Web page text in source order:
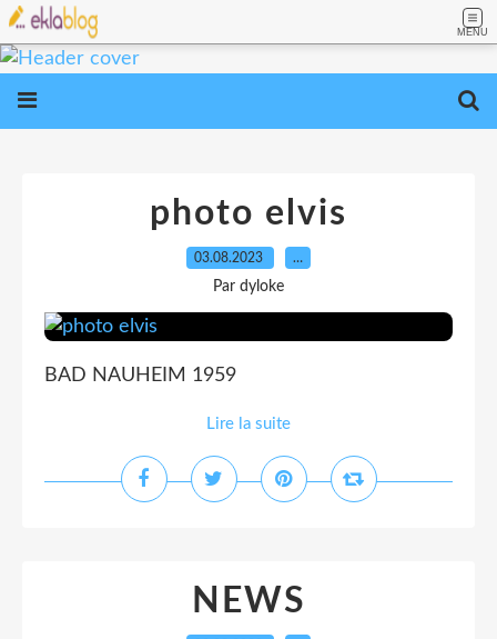
MENU
photo elvis
03.08.2023 …
Par dyloke
BAD NAUHEIM 1959
Lire la suite
NEWS